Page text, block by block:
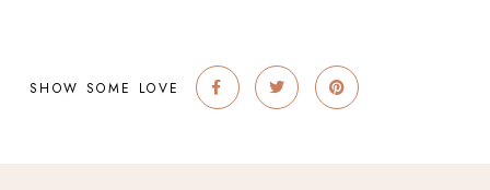
SHOW SOME LOVE